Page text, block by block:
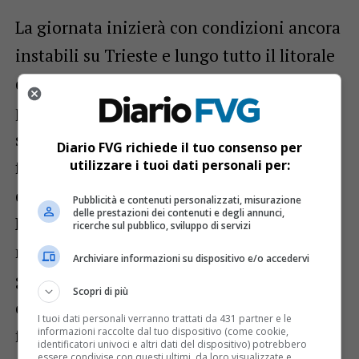
La giornata inizierà con condizioni ancora
instabili su Trieste e lungo tutto il litorale
del Friuli Venezia Giulia. Il cielo si
presenterà molto nuvoloso o coperto e
saranno possibili deboli piogge diffuse,
favorite dalla presenza della circolazione
depressionaria che sta interessando il
Nord Est. Le temperature del primo
mattino saranno comprese tra gli 11 e i 13
gradi, mentre i venti moderati di Nordest
contribuiranno a mantenere un clima
fresco e umido.
Diario FVG richiede il tuo consenso per
utilizzare i tuoi dati personali per:
Pubblicità e contenuti personalizzati, misurazione
delle prestazioni dei contenuti e degli annunci,
ricerche sul pubblico, sviluppo di servizi
Archiviare informazioni su dispositivo e/o accedervi
Scopri di più
I tuoi dati personali verranno trattati da 431 partner e le
informazioni raccolte dal tuo dispositivo (come cookie,
identificatori univoci e altri dati del dispositivo) potrebbero